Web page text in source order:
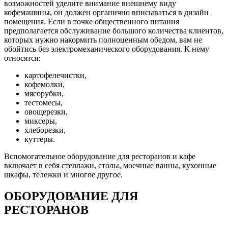
возможностей уделите внимание внешнему виду
кофемашины, он должен органично вписываться в дизайн
помещения. Если в точке общественного питания
предполагается обслуживание большого количества клиентов,
которых нужно накормить полноценным обедом, вам не
обойтись без электромеханического оборудования. К нему
относятся:
картофелечистки,
кофемолки,
мясорубки,
тестомесы,
овощерезки,
миксеры,
хлеборезки,
куттеры.
Вспомогательное оборудование для ресторанов и кафе
включает в себя стеллажи, столы, моечные ванны, кухонные
шкафы, тележки и многое другое.
ОБОРУДОВАНИЕ ДЛЯ
РЕСТОРАНОВ